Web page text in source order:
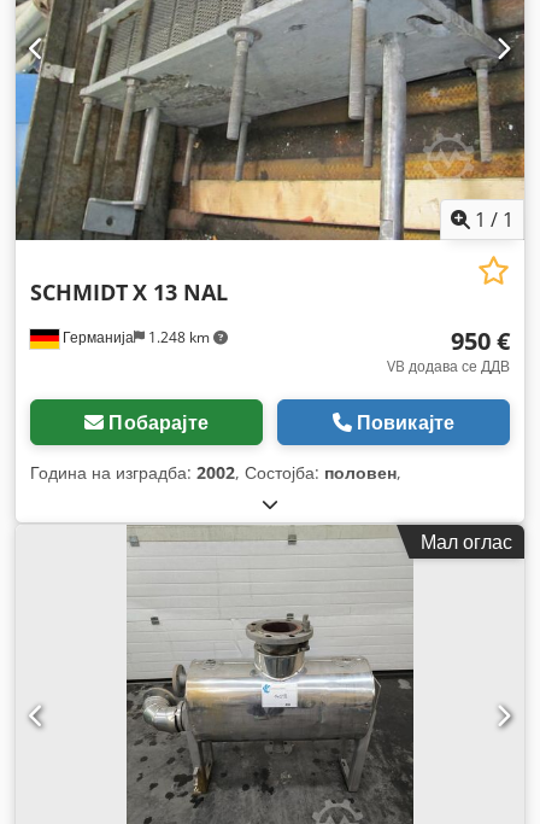
1 / 1
Германија 1.248 km
SCHMIDTX 13 NAL
950 €
VB додава се ДДВ
Побарајте Повикајте
Година на изградба: 2002, Состојба: половен,
Мал оглас